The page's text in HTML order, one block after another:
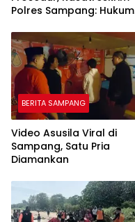
Polres Sampang: Hukum
manapun!
BERITA SAMPANG
Video Asusila Viral di
Sampang, Satu Pria
Diamankan